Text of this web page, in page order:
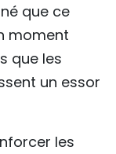
que ce
moment
que les
un essor
les